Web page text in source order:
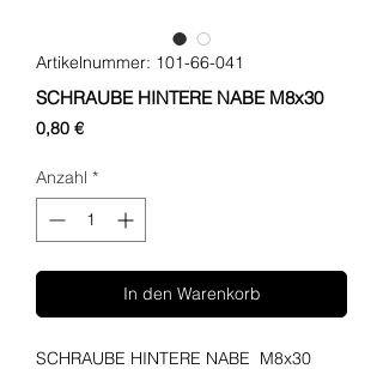
Artikelnummer: 101-66-041
SCHRAUBE HINTERE NABE M8x30
0,80 €Preis
Anzahl *
In den Warenkorb
SCHRAUBE HINTERE NABE M8x30